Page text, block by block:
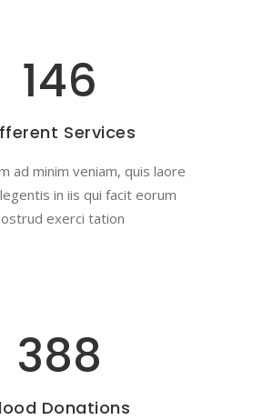
146
Services
ad minim veniam, quis laore
in iis qui facit eorum
exerci tation
388
Donations